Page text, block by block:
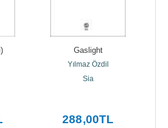
Gaslight
Yılmaz Özdil
Sia
288,00TL